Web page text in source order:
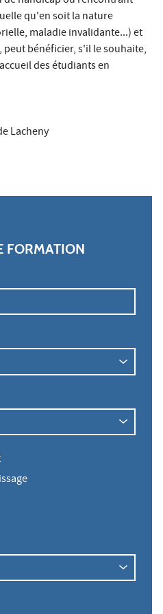
qu'en soit la nature
maladie invalidante...) et
bénéficier, s'il le souhaite,
des étudiants en
Lacheny
FORMATION